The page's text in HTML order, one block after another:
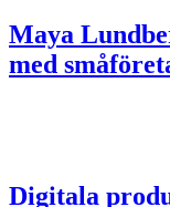
Maya
med
Digitala